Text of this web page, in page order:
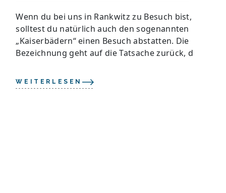
Wenn du bei uns in Rankwitz zu Besuch bist,
solltest du natürlich auch den sogenannten
„Kaiserbädern“ einen Besuch abstatten. Die
Bezeichnung geht auf die Tatsache zurück, d
WEITERLESEN